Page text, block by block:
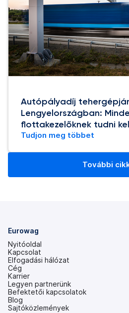
Autópályadíj
Lengyelországban:
flottakezelőknek tudni
Tudjon meg többet
További
Eurowag
Nyitóoldal
Kapcsolat
Elfogadási hálózat
Cég
Karrier
Legyen partnerünk
Befektetői kapcsolatok
(új
lapon
Blog
Sajtóközlemények